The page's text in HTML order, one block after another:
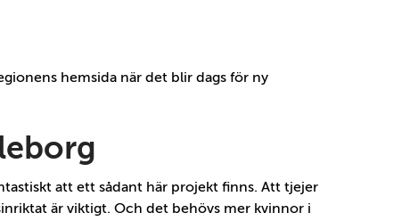
hemsida när det blir dags för ny
att ett sådant här projekt finns. Att tjejer
är viktigt. Och det behövs mer kvinnor i